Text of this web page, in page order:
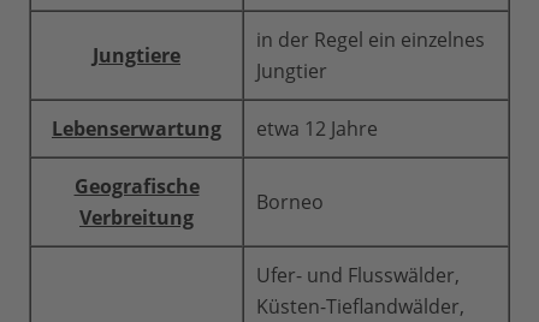
Jungtiere
in der Regel ein einzelnes
Jungtier
Lebenserwartung etwa 12 Jahre
Geografische
Verbreitung
Borneo
Ufer- und Flusswälder,
Küsten-Tieflandwälder,